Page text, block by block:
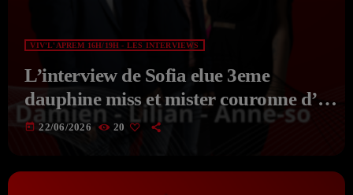
VIV'L'APREM 16H/19H - LES INTERVIEWS
L’interview de Sofia elue 3eme
dauphine miss et mister couronne d’or
Picardie 2026 du 22-06-2026 de
today 22/06/2026 20